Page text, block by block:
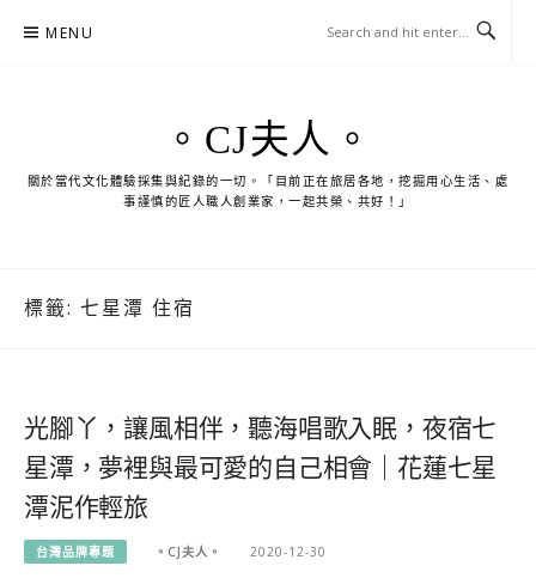
MENU
。CJ夫人。
關於當代文化體驗採集與紀錄的一切。「目前正在旅居各地，挖掘用心生活、處
事謹慎的匠人職人創業家，一起共榮、共好！」
標籤: 七星潭 住宿
光腳丫，讓風相伴，聽海唱歌入眠，夜宿七
星潭，夢裡與最可愛的自己相會｜花蓮七星
潭泥作輕旅
台灣品牌專題 。CJ夫人。 2020-12-30